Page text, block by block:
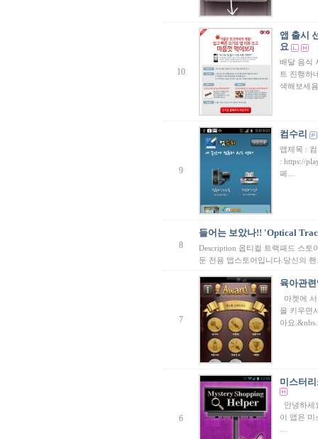
10
앱 출시
요
배달 음식
트 진행하
색해보세
9
컴수리
앱제목 :
: https://
페…
8
들어는 보았나!! 'Optical
Description 옵티컬 트랙패드 스토
둔 전용 앱스토어입니다.당신의
7
육아관
마켓에
을 키우면
아요
6
미스터
안녕하세
이 앱은 미